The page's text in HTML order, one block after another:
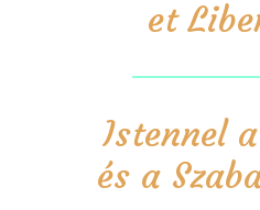
et
Istennel
és a